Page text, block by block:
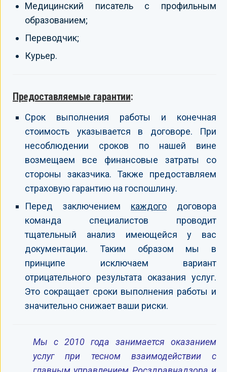
Медицинский писатель с профильным
образованием;
Переводчик;
Курьер.
Предоставляемые гарантии:
Срок выполнения работы и конечная
стоимость указывается в договоре. При
несоблюдении сроков по нашей вине
возмещаем все финансовые затраты со
стороны заказчика. Также предоставляем
страховую гарантию на госпошлину.
Перед заключением каждого договора
команда специалистов проводит
тщательный анализ имеющейся у вас
документации. Таким образом мы в
принципе исключаем вариант
отрицательного результата оказания услуг.
Это сокращает сроки выполнения работы и
значительно снижает ваши риски.
Мы с 2010 года занимается оказанием
услуг при тесном взаимодействии с